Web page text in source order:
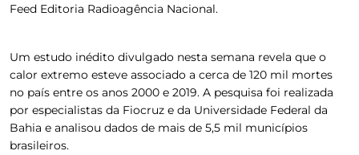
Feed Editoria Radioagência Nacional.
Um estudo inédito divulgado nesta semana revela que o
calor extremo esteve associado a cerca de 120 mil mortes
no país entre os anos 2000 e 2019. A pesquisa foi realizada
por especialistas da Fiocruz e da Universidade Federal da
Bahia e analisou dados de mais de 5,5 mil municípios
brasileiros.